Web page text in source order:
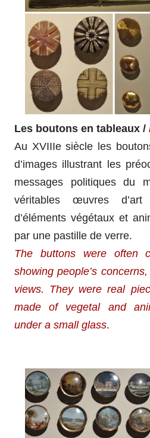
Les boutons en tableaux /
Au XVIIIe siècle les
d’images illustrant les
messages politiques du
véritables œuvres
d’éléments végétaux et
par une pastille de verre.
The buttons were often
showing people’s
views. They were real
made of vegetal and
under a small glass.